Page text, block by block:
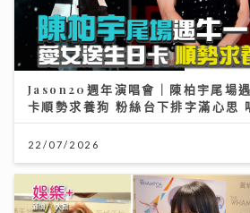
Jason20週年演唱會｜陳柏宇尾場
卡順勢求養狗 粉絲台下排字滿心思
22/07/2026